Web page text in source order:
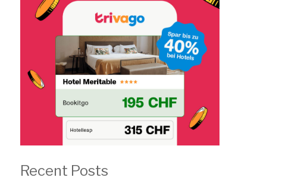
Recent Posts